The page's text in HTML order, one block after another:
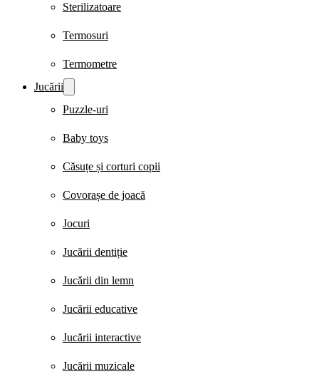
Sterilizatoare
Termosuri
Termometre
Jucării
Puzzle-uri
Baby toys
Căsuțe și corturi copii
Covorașe de joacă
Jocuri
Jucării dentiție
Jucării din lemn
Jucării educative
Jucării interactive
Jucării muzicale